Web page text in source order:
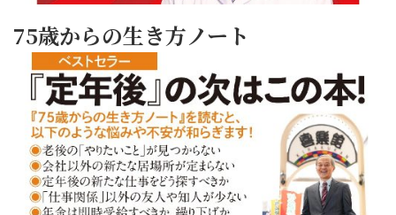
75歳からの生き方ノート